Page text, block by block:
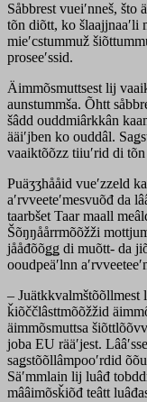
Såbbrest vueiʹnneš, što
tõn diõtt, ko šlaajjnaaʹli
mieʹcstummuž
proseeʹssid.
Äimmõsmuttsest lij
aunstummša. Õhtt
šâdd ouddmiârkkân
ääiʹjben ko ouddâl.
vaaiktõõzz tiiuʹrid di tõn
Puäʒʒhååid vueʹzzeld
aʹrvveeteʹmesvuõđ da
taarbšet Taar maall
Šõŋŋåårrmõõžži
jååđõõǥǥ di muõtt- da
ooudpeäʹlnn
– Juätkkvalmštõõllmest
ǩiõččlâsttmõõžžid
äimmõsmuttsa
joba EU rääʹjest.
saǥstõõllâmpooʹrdid
Säʹmmlain lij luâđ
mââimõsǩiõđ teâtt